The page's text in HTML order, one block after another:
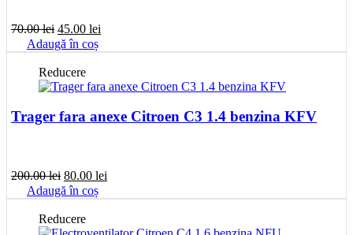
70.00lei Prețul
inițial
a
fost:
70.00 lei.
45.00 lei
este:
Adaugă în coș
Reducere
Trager fara anexe Citroen C3 1.4 benzina KFV
200.00lei Prețul
inițial
a
fost:
200.00 lei.
80.00 lei
este:
Adaugă în coș
Reducere